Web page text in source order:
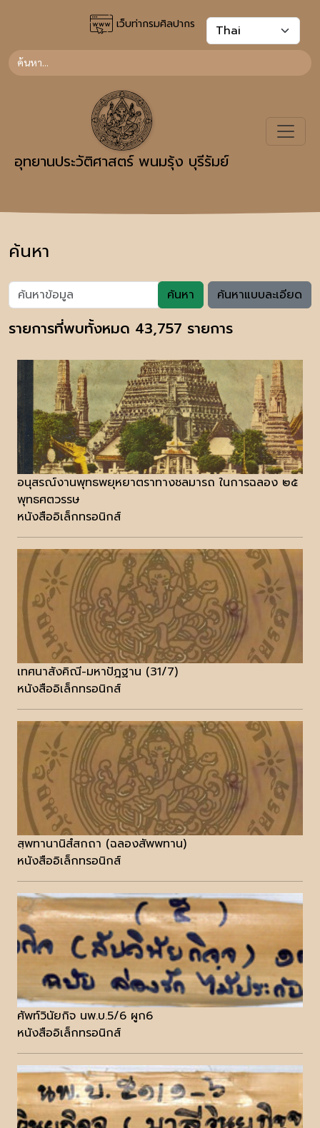
เว็บท่ากรมศิลปากร
อุทยานประวัติศาสตร์ พนมรุ้ง บุรีรัมย์
ค้นหา
ค้นหา ค้นหาแบบละเอียด
รายการที่พบทั้งหมด 43,757 รายการ
อนุสรณ์งานพุทธพยุหยาตราทางชลมารถ ในการฉลอง ๒๕
พุทธศตวรรษ
หนังสืออิเล็กทรอนิกส์
เทศนาสังคิณี-มหาปัฎฐาน (31/7)
หนังสืออิเล็กทรอนิกส์
สฺพทานานิสํสกถา (ฉลองสัพพทาน)
หนังสืออิเล็กทรอนิกส์
ศัพท์วินัยกิจ นพ.บ.5/6 ผูก6
หนังสืออิเล็กทรอนิกส์